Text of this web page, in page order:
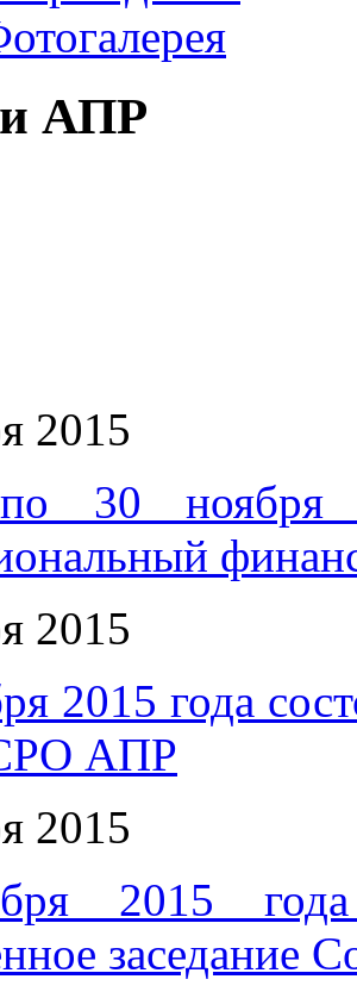
АПР
2015
30 ноября
2015
2015 года
АПР
2015
2015